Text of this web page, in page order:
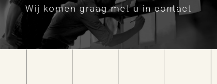
Wij komen graag met u in contact